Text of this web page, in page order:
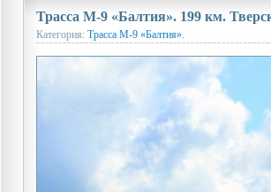
Трасса М-9 «Балтия». 199 км.
Категория: Трасса М-9 «Балтия».